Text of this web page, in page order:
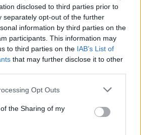
disclosed to third parties prior to
separately opt-out of the further
information by third parties on the
participants. This information may
to third parties on the IAB’s List of
that may further disclose it to other
Opt Outs
the Sharing of my
al processo Open
di un partito che è
giudiziaria, di
e opache di dossieraggio
è eloquente al riguardo),
sempre e comunque
Altri leader godono di un
ci sono, ma per
E questo non è